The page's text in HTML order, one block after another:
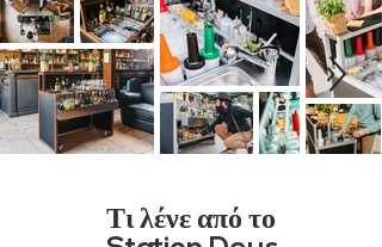
Τι λένε από το